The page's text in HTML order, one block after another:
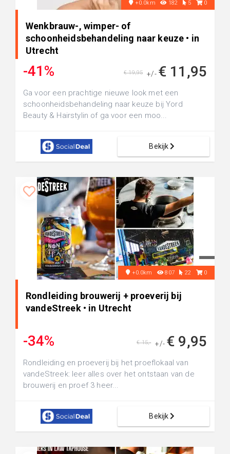
+0.0km 182 5 0
Wenkbrauw-, wimper- of
schoonheidsbehandeling naar keuze • in
Utrecht
-41% +/- € 11,95
€ 19,95
Ga voor een prachtige nieuwe look met een
schoonheidsbehandeling naar keuze bij Yord
Beauty & Hairstylin of ga voor een moo...
Bekijk
+0.0km 807 22 0
Rondleiding brouwerij + proeverij bij
vandeStreek • in Utrecht
-34% +/- € 9,95
€ 15,-
Rondleiding en proeverij bij het proeflokaal van
vandeStreek: leer alles over het ontstaan van de
brouwerij en proef 3 heer...
Bekijk